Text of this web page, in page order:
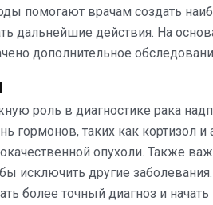
помогают врачам создать
дальнейшие действия. На
дополнительное
роль в диагностике рака
гормонов, таких как кортизол
опухоли. Также
исключить другие
более точный диагноз и